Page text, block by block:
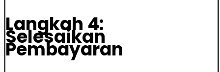
Langkah 4:
Selesaikan
Pembayaran